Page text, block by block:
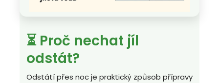
⏳ Proč nechat jíl
odstát?
Odstátí přes noc je praktický způsob přípravy